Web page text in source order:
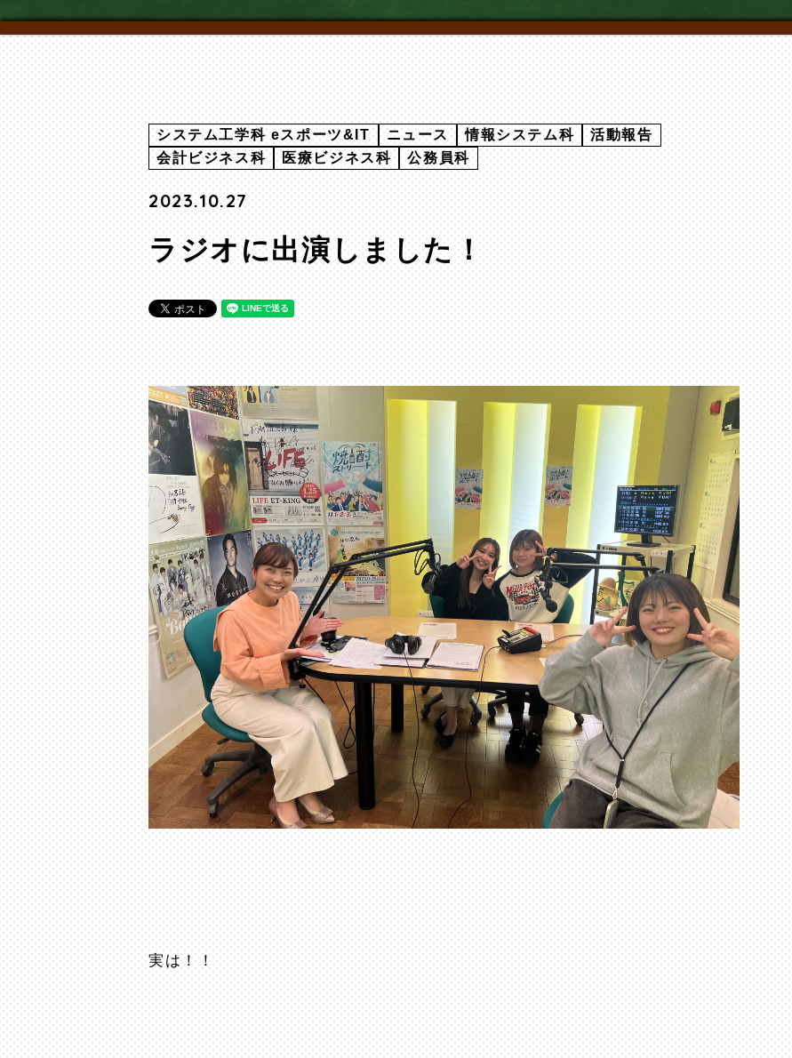
システム工学科 eスポーツ&IT ニュース 情報システム科
活動報告
会計ビジネス科
医療ビジネス科 公務員科
2023.10.27
ラジオに出演しました！
実は！！